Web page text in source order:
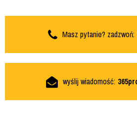
Masz pytanie? zadzwoń:
wyślij wiadomość: